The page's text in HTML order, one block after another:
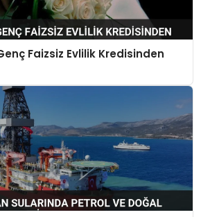
Faizsiz Evlilik Kredisinden